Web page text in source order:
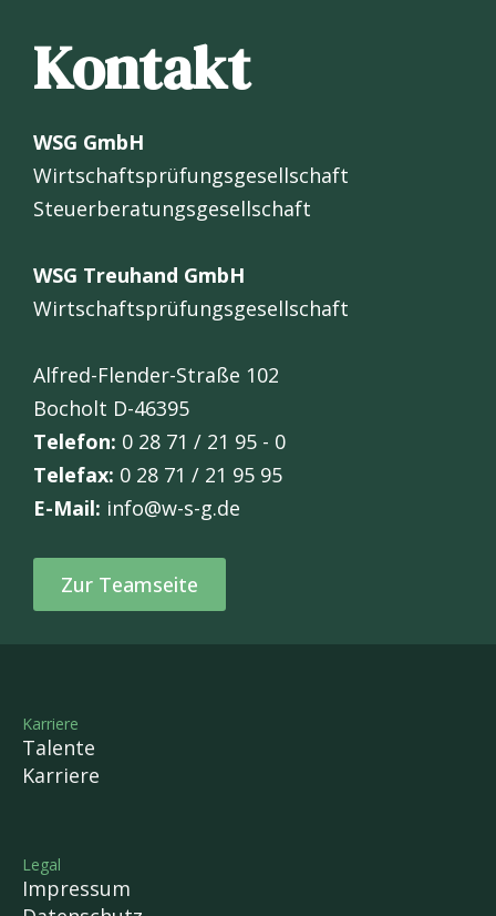
Kontakt
WSG GmbH
Wirtschaftsprüfungsgesellschaft
Steuerberatungsgesellschaft
WSG Treuhand GmbH
Wirtschaftsprüfungsgesellschaft
Alfred-Flender-Straße 102
Bocholt D-46395
Telefon: 0 28 71 / 21 95 - 0
Telefax: 0 28 71 / 21 95 95
E-Mail: info@w-s-g.de
Zur Teamseite
Karriere
Talente
Karriere
Legal
Impressum